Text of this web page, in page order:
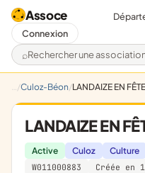
Assoce
Rechercher une
Connexion
Culoz-Béon LANDAIZE EN FÊTE
LANDAIZE EN
Active Culoz Culture
W011000883
Créée en